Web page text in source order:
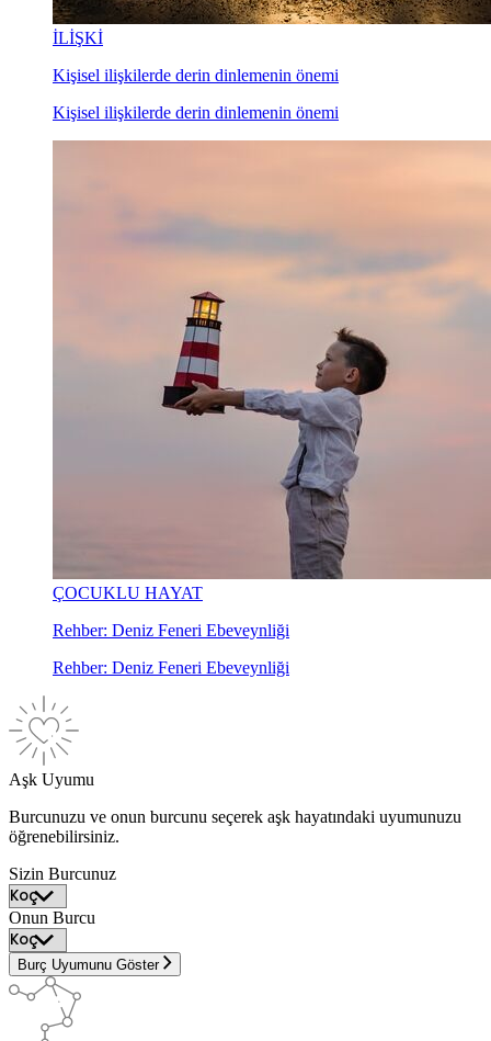
İLİŞKİ
Kişisel ilişkilerde derin dinlemenin önemi
Kişisel ilişkilerde derin dinlemenin önemi
ÇOCUKLU HAYAT
Rehber: Deniz Feneri Ebeveynliği
Rehber: Deniz Feneri Ebeveynliği
Aşk Uyumu
Burcunuzu ve onun burcunu seçerek aşk hayatındaki uyumunuzu
öğrenebilirsiniz.
Sizin Burcunuz
Onun Burcu
Burç Uyumunu Göster